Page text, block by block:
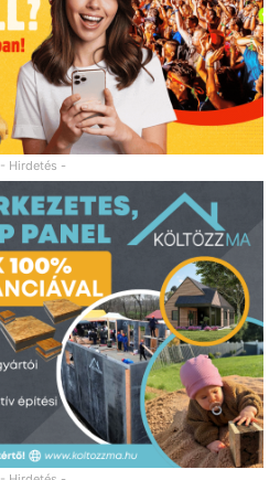
- Hirdetés -